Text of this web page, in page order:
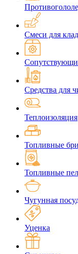
Смеси для
Средства для
Теплоизоляция
Топливные
Топливные
Чугунная
Уценка